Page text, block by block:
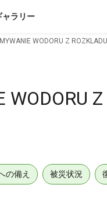
ャラリー
WODORU Z
WODORU
の備え 被災状況